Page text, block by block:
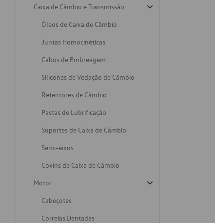
Caixa de Câmbio e Transmissão
Óleos de Caixa de Câmbio
Juntas Homocinéticas
Cabos de Embreagem
Silicones de Vedação de Câmbio
Retentores de Câmbio
Pastas de Lubrificação
Suportes de Caixa de Câmbio
Semi-eixos
Coxins de Caixa de Câmbio
Motor
Cabeçotes
Correias Dentadas